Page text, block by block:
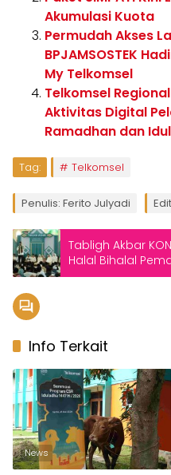
Akumulasi Kuota
Permudah Akses
BPJAMSOSTEK
My Telkomsel
Telkomsel
Aktivitas Digital
Ramadhan dan
Tag: Telkomsel
Penulis: Ferito Julyadi
Tabligh Akbar
Halal Bihalal
Abdul Somad
Info Terkait
News